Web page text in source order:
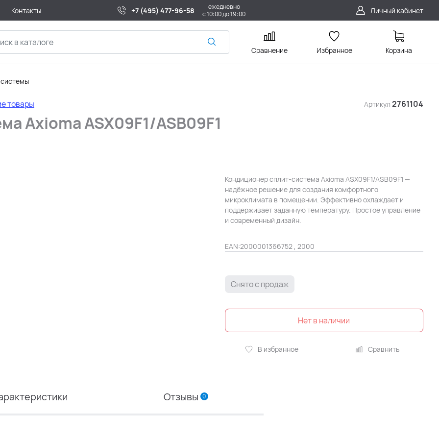
Контакты +7 (495) 477-96-58
ежедневно
с 10:00 до 19:00
Личный кабинет
Сравнение Избранное Корзина
Артикул 2761104
товары
Axioma ASX09F1/ASB09F1
Кондиционер сплит-система Axioma ASX09F1/ASB09F1 —
надёжное решение для создания комфортного
микроклимата в помещении. Эффективно охлаждает и
поддерживает заданную температуру. Простое управление
и современный дизайн.
EAN:2000001366752 , 2000
Снято с продаж
В избранное Сравнить
Отзывы 0